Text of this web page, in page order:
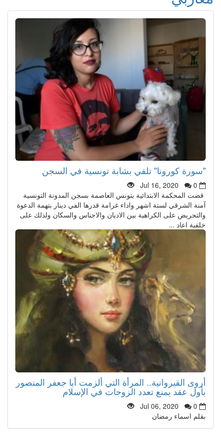
"سورة كورونا" تلقي بشابة تونسية في السجن
Jul 16, 2020
0
قضت المحكمة الابتدائية بتونس العاصمة بسجن المدونة التونسية
آمنة الشرقي لستة اشهر واداء غرامة قدرها الفي دينار بتهمة الدعوة
والتحريض على الكراهية بين الاديان والاجناس والسكان ولذلك على
خلفية اعاد ...
أروى القيروانية.. المرأة التي ألزمت أبا جعفر المنصور
بأول عقد يمنع تعدد الزوجات في الإسلام
Jul 06, 2020
0
بقلم اسماء رمضان